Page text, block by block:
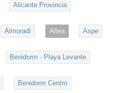
Alicante Provincia
Almoradí Altea Aspe
Benidorm - Playa Levante
Benidorm Centro